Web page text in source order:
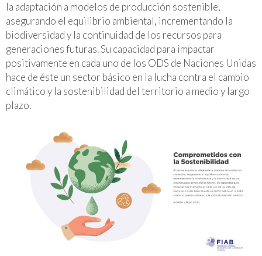
la adaptación a modelos de producción sostenible,
asegurando el equilibrio ambiental, incrementando la
biodiversidad y la continuidad de los recursos para
generaciones futuras. Su capacidad para impactar
positivamente en cada uno de los ODS de Naciones Unidas
hace de éste un sector básico en la lucha contra el cambio
climático y la sostenibilidad del territorio a medio y largo
plazo.